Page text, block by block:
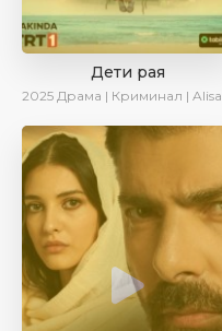
Дети рая
2025 Драма | Криминал | AlisaDirilis | Новинки | Сериалы 2025